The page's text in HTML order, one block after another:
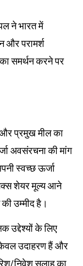
ने भारत में
और परामर्श
समर्थन करने पर
प्रमुख मील का
अवसंरचना की मांग
स्वच्छ ऊर्जा
शेयर मूल्य आने
उम्मीद है।
उद्देश्यों के लिए
केवल उदाहरण हैं और
निवेश सलाह का